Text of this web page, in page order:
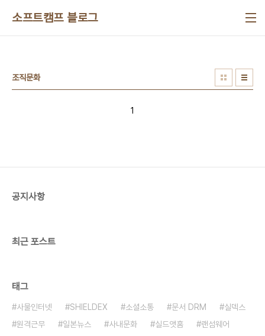
소프트캠프 블로그
조직문화
1
공지사항
최근 포스트
태그
사물인터넷 SHIELDEX 소셜소통 문서 DRM
실덱스
원격근무
일본뉴스 사내문화 실드앳홈
랜섬웨어